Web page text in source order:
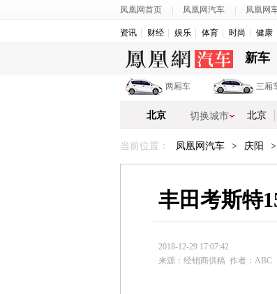
凤凰网首页 凤凰网汽车 凤凰网
资讯 财经 娱乐 体育 时尚 健康
新车
两厢车 三厢
北京 切换城市 北京
当前位置： 凤凰网汽车 > 庆阳 >
丰田考斯特
2018-12-29 17:07:42
来源：经销商供稿 作者：ABC